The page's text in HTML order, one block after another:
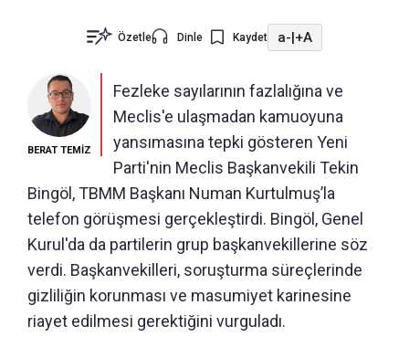
Özetle Dinle Kaydet a-|+A
BERAT TEMİZ
Fezleke sayılarının fazlalığına ve
Meclis'e ulaşmadan kamuoyuna
yansımasına tepki gösteren Yeni
Parti'nin Meclis Başkanvekili Tekin
Bingöl, TBMM Başkanı Numan Kurtulmuş’la
telefon görüşmesi gerçekleştirdi. Bingöl, Genel
Kurul'da da partilerin grup başkanvekillerine söz
verdi. Başkanvekilleri, soruşturma süreçlerinde
gizliliğin korunması ve masumiyet karinesine
riayet edilmesi gerektiğini vurguladı.